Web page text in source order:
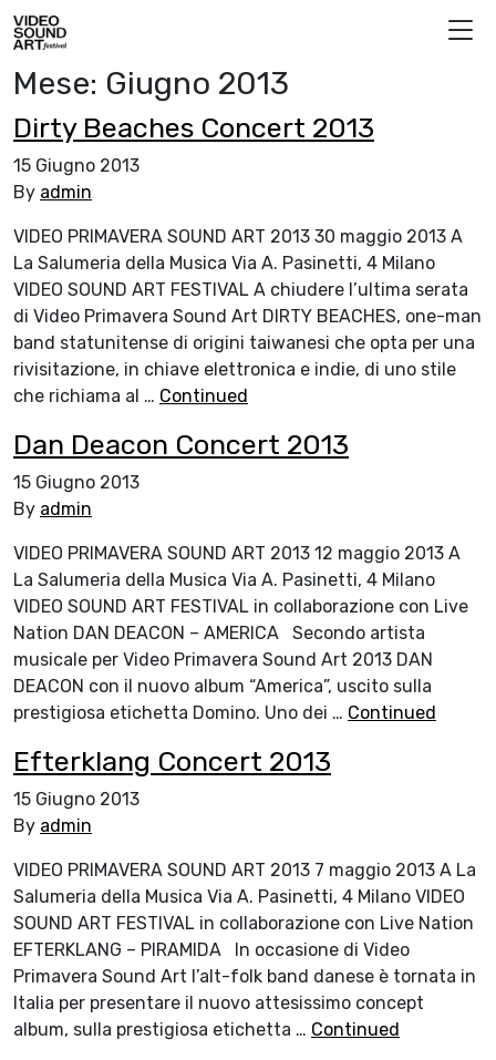
Vai al contenuto
Video Sound Art
Mese: Giugno 2013
Dirty Beaches Concert 2013
15 Giugno 2013
By admin
VIDEO PRIMAVERA SOUND ART 2013 30 maggio 2013 A
La Salumeria della Musica Via A. Pasinetti, 4 Milano
VIDEO SOUND ART FESTIVAL A chiudere l’ultima serata
di Video Primavera Sound Art DIRTY BEACHES, one-man
band statunitense di origini taiwanesi che opta per una
rivisitazione, in chiave elettronica e indie, di uno stile
che richiama al … Continued
Dan Deacon Concert 2013
15 Giugno 2013
By admin
VIDEO PRIMAVERA SOUND ART 2013 12 maggio 2013 A
La Salumeria della Musica Via A. Pasinetti, 4 Milano
VIDEO SOUND ART FESTIVAL in collaborazione con Live
Nation DAN DEACON – AMERICA Secondo artista
musicale per Video Primavera Sound Art 2013 DAN
DEACON con il nuovo album “America”, uscito sulla
prestigiosa etichetta Domino. Uno dei … Continued
Efterklang Concert 2013
15 Giugno 2013
By admin
VIDEO PRIMAVERA SOUND ART 2013 7 maggio 2013 A La
Salumeria della Musica Via A. Pasinetti, 4 Milano VIDEO
SOUND ART FESTIVAL in collaborazione con Live Nation
EFTERKLANG – PIRAMIDA In occasione di Video
Primavera Sound Art l’alt-folk band danese è tornata in
Italia per presentare il nuovo attesissimo concept
album, sulla prestigiosa etichetta … Continued